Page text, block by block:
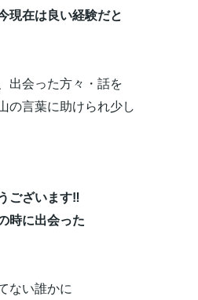
現在は良い経験だと
出会った方々・話を
の言葉に助けられ少し
ございます‼
時に出会った
ない誰かに